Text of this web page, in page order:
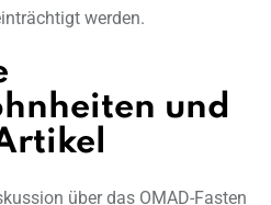
werden.
und
über das OMAD-Fasten